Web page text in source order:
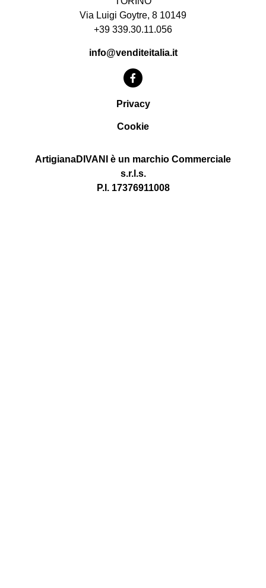
Via Luigi Goytre, 8 10149
+39 339.30.11.056
info@venditeitalia.it
Privacy
Cookie
ArtigianaDIVANI è un marchio Commerciale
s.r.l.s.
P.I. 17376911008